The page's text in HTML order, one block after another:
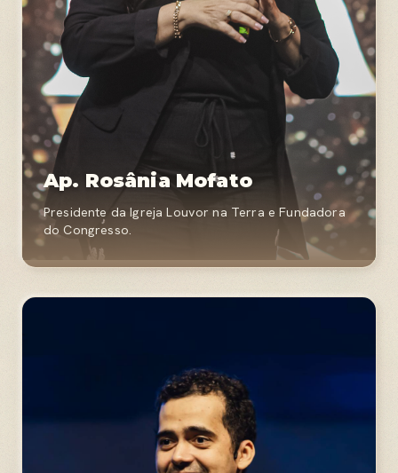
Ap. Rosânia Mofato
Presidente da Igreja Louvor na Terra e Fundadora
do Congresso.